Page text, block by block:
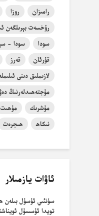
رامىزان
روزا
رۇخسەت بېرىلگەن
سودا
سودا -
قۇرئان
قەرز
لازىملىق دىنى
مۇجتەھىدلەرنىڭ
مۇشرىك
مۇھىت
نىكاھ
ھىجرەت
ئاۋات يازمىلار
سۈنئىي ئۇسۇل بىلەن
تويدا ئۇسسۇل